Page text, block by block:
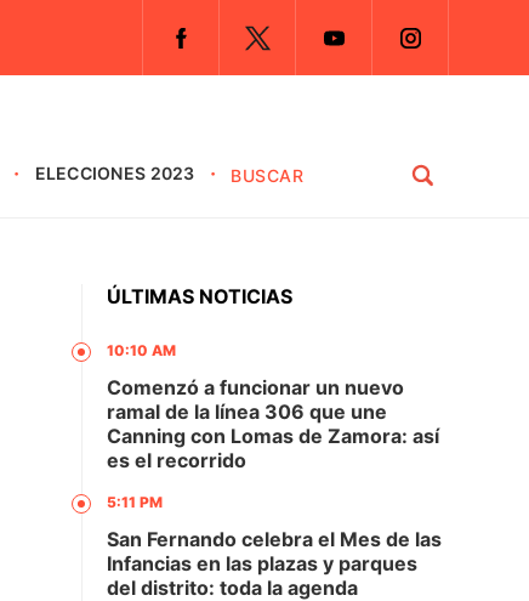
ELECCIONES 2023
ÚLTIMAS NOTICIAS
10:10 AM
Comenzó a funcionar un nuevo
ramal de la línea 306 que une
Canning con Lomas de Zamora: así
es el recorrido
5:11 PM
San Fernando celebra el Mes de las
Infancias en las plazas y parques
del distrito: toda la agenda